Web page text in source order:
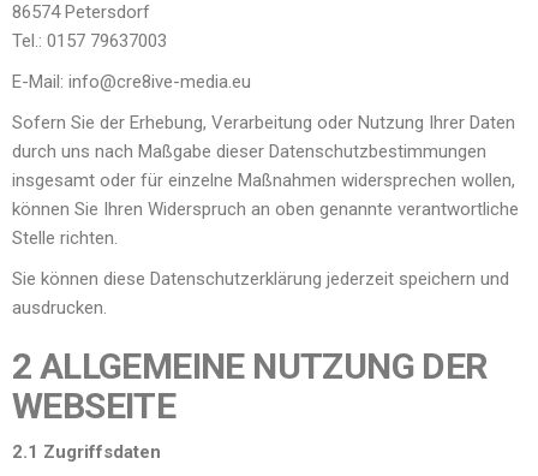
86574 Petersdorf
Tel.: 0157 79637003
E-Mail: info@cre8ive-media.eu
Sofern Sie der Erhebung, Verarbeitung oder Nutzung Ihrer Daten
durch uns nach Maßgabe dieser Datenschutzbestimmungen
insgesamt oder für einzelne Maßnahmen widersprechen wollen,
können Sie Ihren Widerspruch an oben genannte verantwortliche
Stelle richten.
Sie können diese Datenschutzerklärung jederzeit speichern und
ausdrucken.
2 ALLGEMEINE NUTZUNG DER
WEBSEITE
2.1 Zugriffsdaten